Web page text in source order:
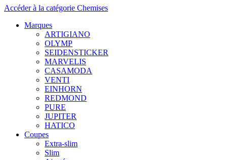
Accéder à la catégorie Chemises
Marques
ARTIGIANO
OLYMP
SEIDENSTICKER
MARVELIS
CASAMODA
VENTI
EINHORN
REDMOND
PURE
JUPITER
HATICO
Coupes
Extra-slim
Slim